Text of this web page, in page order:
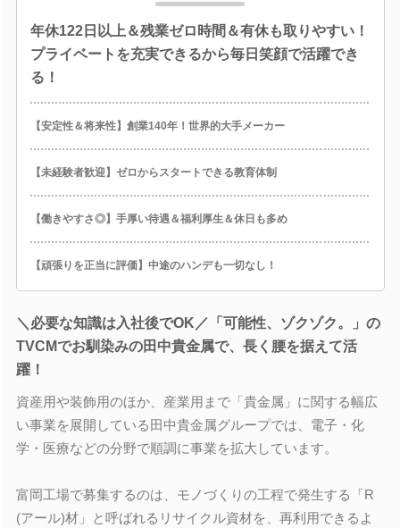
年休122日以上＆残業ゼロ時間＆有休も取りやすい！
プライベートを充実できるから毎日笑顔で活躍でき
る！
【安定性＆将来性】創業140年！世界的大手メーカー
【未経験者歓迎】ゼロからスタートできる教育体制
【働きやすさ◎】手厚い待遇＆福利厚生＆休日も多め
【頑張りを正当に評価】中途のハンデも一切なし！
＼必要な知識は入社後でOK／「可能性、ゾクゾク。」の
TVCMでお馴染みの田中貴金属で、長く腰を据えて活
躍！
資産用や装飾用のほか、産業用まで「貴金属」に関する幅広
い事業を展開している田中貴金属グループでは、電子・化
学・医療などの分野で順調に事業を拡大しています。
富岡工場で募集するのは、モノづくりの工程で発生する「R
(アール)材」と呼ばれるリサイクル資材を、再利用できるよ